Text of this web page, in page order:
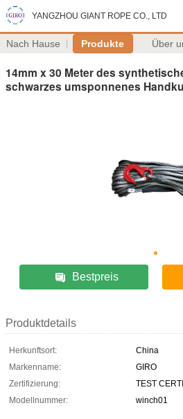
YANGZHOU GIANT ROPE CO., LTD
Nach Hause Produkte Über
14mm x 30 Meter des
schwarzes umsponnenes
Bestpreis
Produktdetails
Herkunftsort:
China
Markenname:
GIRO
Zertifizierung:
TEST
Modellnummer:
winch01